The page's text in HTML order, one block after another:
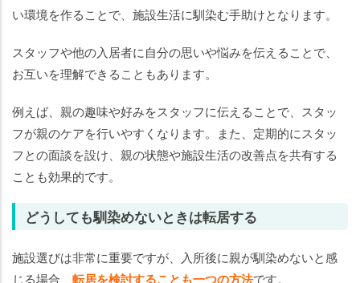
い環境を作ることで、施設生活に馴染む手助けとなります。
スタッフや他の入居者に自分の思いや悩みを伝えることで、
お互いを理解できることもあります。
例えば、親の趣味や好みをスタッフに伝えることで、スタッ
フが親のケアを行いやすくなります。また、定期的にスタッ
フとの面談を設け、親の状態や施設生活の改善点を共有する
ことも効果的です。
どうしても馴染めないときは転居する
施設選びは非常に重要ですが、入所後に親が馴染めないと感
じる場合、 転居を検討することも一つの方法です。